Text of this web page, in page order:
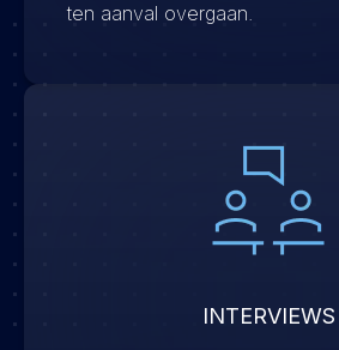
ten aanval overgaan.
INTERVIEWS